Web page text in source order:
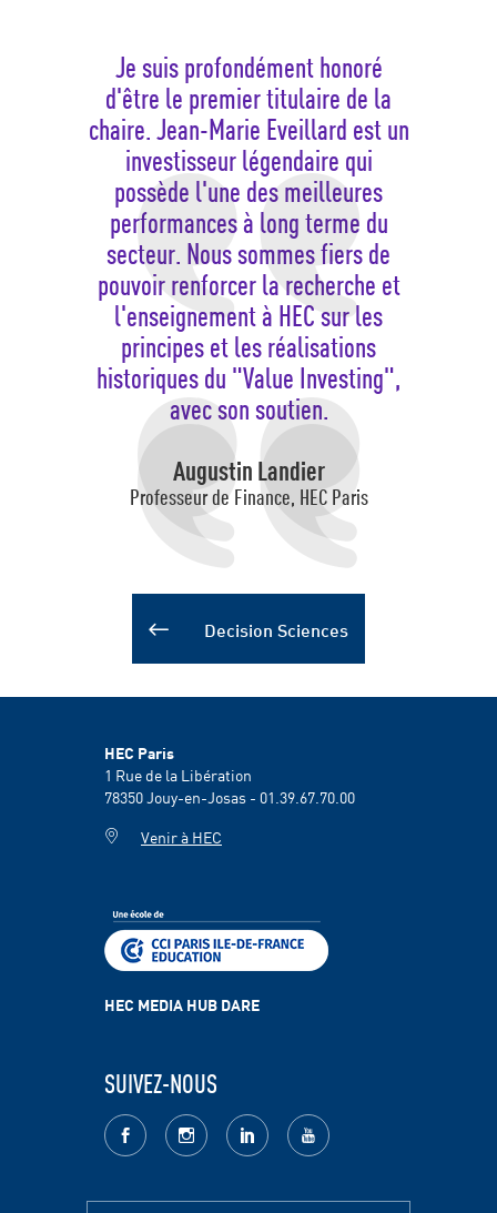
Je suis profondément honoré
d'être le premier titulaire de la
chaire. Jean-Marie Eveillard est un
investisseur légendaire qui
possède l'une des meilleures
performances à long terme du
secteur. Nous sommes fiers de
pouvoir renforcer la recherche et
l'enseignement à HEC sur les
principes et les réalisations
historiques du "Value Investing",
avec son soutien.
Augustin Landier
Professeur de Finance, HEC Paris
Decision Sciences
HEC Paris
1 Rue de la Libération
78350Jouy-en-Josas - 01.39.67.70.00
Venir à HEC
HEC MEDIA HUB DARE
SUIVEZ-NOUS
facebook Instagram LinkedIn youtube